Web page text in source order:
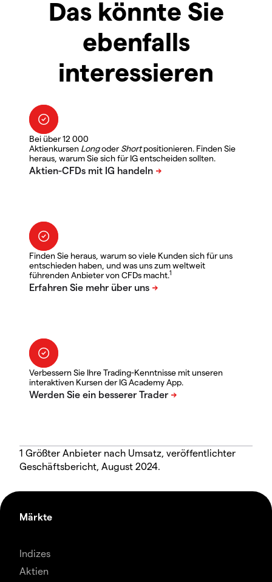
Das könnte Sie
ebenfalls
interessieren
Bei über 12 000
Aktienkursen LongoderShortpositionieren. Finden Sie
heraus, warum Sie sich für IG entscheiden sollten.
Finden Sie heraus, warum so viele Kunden sich für uns
entschieden haben, und was uns zum weltweit
führenden Anbieter von CFDs macht.1
Verbessern Sie Ihre Trading-Kenntnisse mit unseren
interaktiven Kursen der IG Academy App.
1 Größter Anbieter nach Umsatz, veröffentlichter
Geschäftsbericht, August 2024.
Märkte
Indizes
Aktien